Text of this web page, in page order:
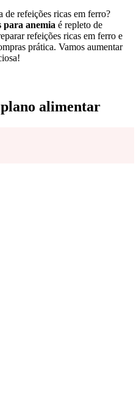
de refeições ricas em ferro?
para anemia é repleto de
refeições ricas em ferro e
prática. Vamos aumentar
alimentar